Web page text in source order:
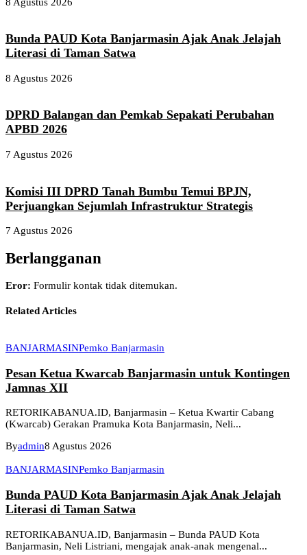
Bunda PAUD Kota Banjarmasin Ajak Anak Jelajah
Literasi di Taman Satwa
8 Agustus 2026
DPRD Balangan dan Pemkab Sepakati Perubahan
APBD 2026
7 Agustus 2026
Komisi III DPRD Tanah Bumbu Temui BPJN,
Perjuangkan Sejumlah Infrastruktur Strategis
7 Agustus 2026
Berlangganan
Eror: Formulir kontak tidak ditemukan.
Related Articles
BANJARMASINPemko Banjarmasin
Pesan Ketua Kwarcab Banjarmasin untuk Kontingen
Jamnas XII
RETORIKABANUA.ID, Banjarmasin – Ketua Kwartir Cabang
(Kwarcab) Gerakan Pramuka Kota Banjarmasin, Neli...
Byadmin8 Agustus 2026
BANJARMASINPemko Banjarmasin
Bunda PAUD Kota Banjarmasin Ajak Anak Jelajah
Literasi di Taman Satwa
RETORIKABANUA.ID, Banjarmasin – Bunda PAUD Kota
Banjarmasin, Neli Listriani, mengajak anak-anak mengenal...